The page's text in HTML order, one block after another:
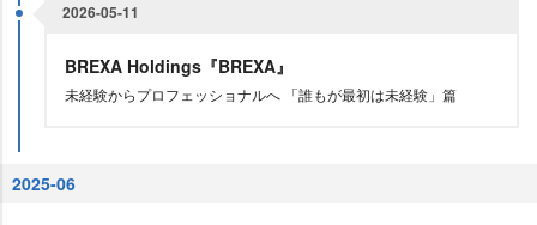
2026-05-11
BREXA Holdings『BREXA』
未経験からプロフェッショナルへ 「誰もが最初は未経験」篇
2025-06